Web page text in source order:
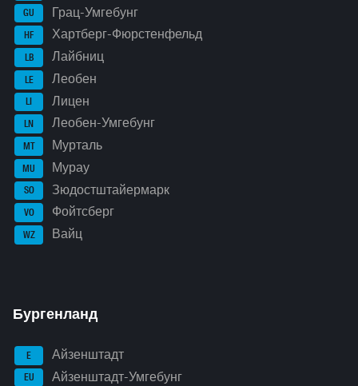
GU Грац-Умгебунг
HF Хартберг-Фюрстенфельд
LB Лайбниц
LE Леобен
LI Лицен
LN Леобен-Умгебунг
MT Мурталь
MU Мурау
SO Зюдостштайермарк
VO Фойтсберг
WZ Вайц
Бургенланд
E Айзенштадт
EU Айзенштадт-Умгебунг